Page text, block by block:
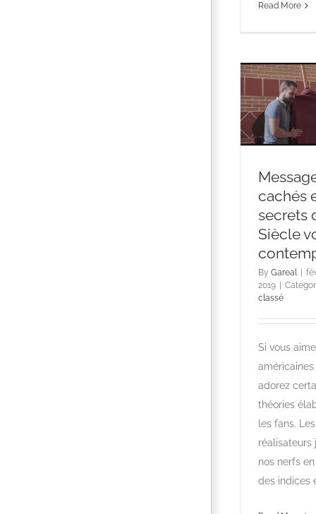
Read More
cachés
secrets
Siècle
By Gareal
2019
classé
Si vous
américaines
adorez
théories
les fans. Les
réalisateurs
nos nerfs
des indices